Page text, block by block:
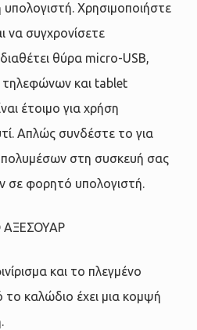
Χρησιμοποιήστε
να συγχρονίσετε
θύρα micro-USB,
τηλεφώνων και tablet
έτοιμο για χρήση
Απλώς συνδέστε το για
στη συσκευή σας
σε φορητό υπολογιστή.
και το πλεγμένο
καλώδιο έχει μια κομψή